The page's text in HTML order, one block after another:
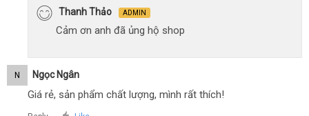
Thanh Thảo ADMIN
Cảm ơn anh đã ủng hộ shop
N Ngọc Ngân
Giá rẻ, sản phẩm chất lượng, mình rất thích!